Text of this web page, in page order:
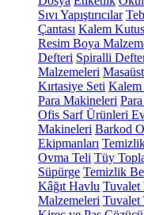
Sıvı Yapıştırıcılar
Çantası Kalem
Resim Boya
Defteri Spiralli
Malzemeleri
Kırtasiye Seti Kalem
Para Makineleri
Ofis Sarf Ürünleri
Makineleri Barkod
Ekipmanları
Ovma Teli Tüy
Süpürge Temizlik
Kâğıt Havlu Tuvalet
Malzemeleri Tuvalet